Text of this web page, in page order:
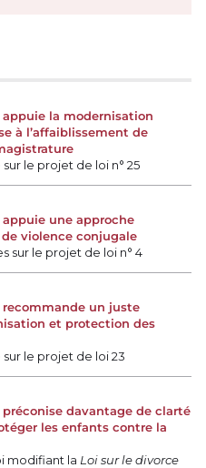
appuie la modernisation
à l’affaiblissement de
le projet de loi n° 25
une approche
violence conjugale
sur le projet de loi n° 4
recommande un juste
et protection des
le projet de loi 23
préconise davantage de clarté
les enfants contre la
modifiant la Loi sur le divorce